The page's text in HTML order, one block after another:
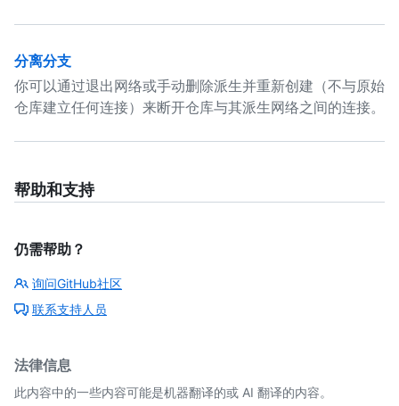
分离分支
你可以通过退出网络或手动删除派生并重新创建（不与原始
仓库建立任何连接）来断开仓库与其派生网络之间的连接。
帮助和支持
仍需帮助？
询问GitHub社区
联系支持人员
法律信息
此内容中的一些内容可能是机器翻译的或 AI 翻译的内容。